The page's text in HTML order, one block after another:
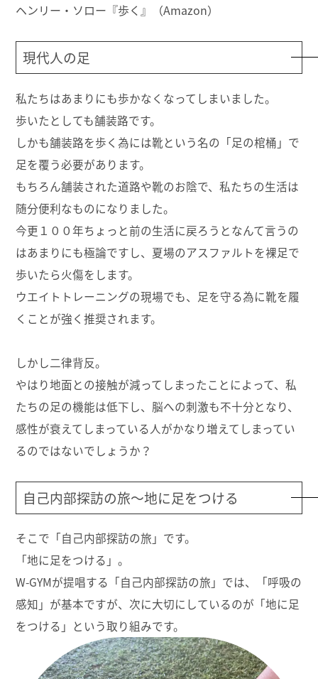
ヘンリー・ソロー『歩く』（Amazon）
現代人の足
私たちはあまりにも歩かなくなってしまいました。
歩いたとしても舗装路です。
しかも舗装路を歩く為には靴という名の「足の棺桶」で
足を覆う必要があります。
もちろん舗装された道路や靴のお陰で、私たちの生活は
随分便利なものになりました。
今更１００年ちょっと前の生活に戻ろうとなんて言うの
はあまりにも極論ですし、夏場のアスファルトを裸足で
歩いたら火傷をします。
ウエイトトレーニングの現場でも、足を守る為に靴を履
くことが強く推奨されます。
しかし二律背反。
やはり地面との接触が減ってしまったことによって、私
たちの足の機能は低下し、脳への刺激も不十分となり、
感性が衰えてしまっている人がかなり増えてしまってい
るのではないでしょうか？
自己内部探訪の旅～地に足をつける
そこで「自己内部探訪の旅」です。
「地に足をつける」。
W-GYMが提唱する「自己内部探訪の旅」では、「呼吸の
感知」が基本ですが、次に大切にしているのが「地に足
をつける」という取り組みです。